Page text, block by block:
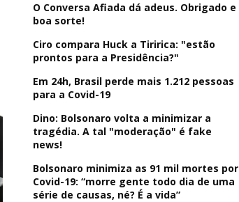
O Conversa Afiada dá adeus. Obrigado e
boa sorte!
Ciro compara Huck a Tiririca: "estão
prontos para a Presidência?"
Em 24h, Brasil perde mais 1.212 pessoas
para a Covid-19
Dino: Bolsonaro volta a minimizar a
tragédia. A tal "moderação" é fake
news!
Bolsonaro minimiza as 91 mil mortes por
Covid-19: “morre gente todo dia de uma
série de causas, né? É a vida”